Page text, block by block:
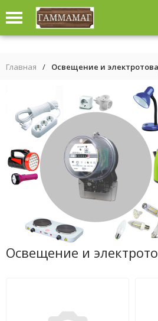
Главная / Освещение и
Освещение и